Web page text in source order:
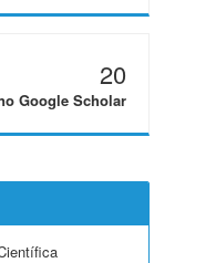
20
Google Scholar